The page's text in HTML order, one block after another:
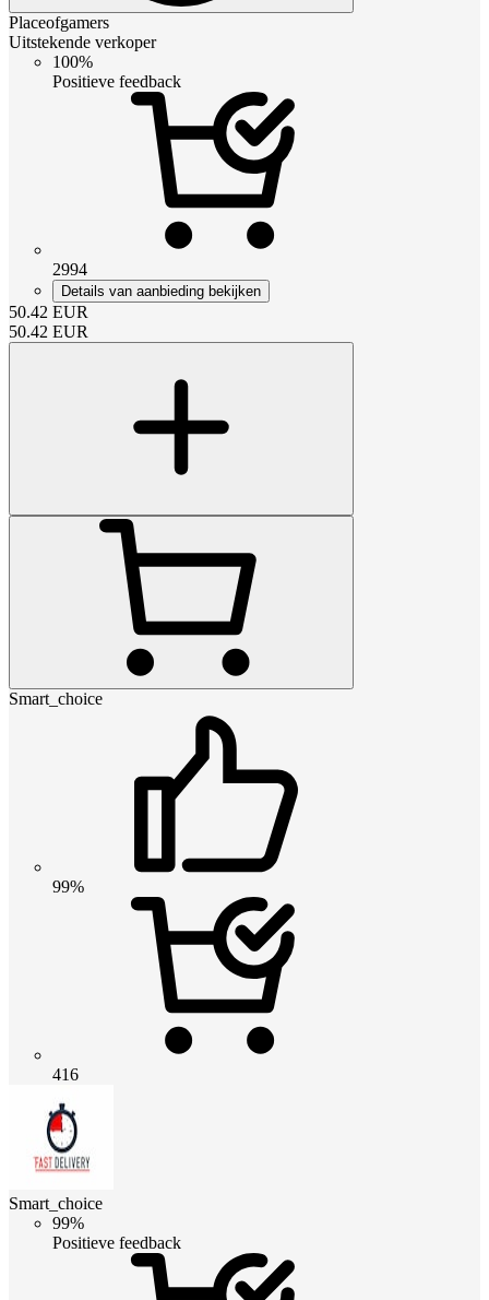
Placeofgamers
Uitstekende verkoper
100%
Positieve feedback
2994
Details van aanbieding bekijken
50.42 EUR
50.42 EUR
Smart_choice
99%
416
Smart_choice
99%
Positieve feedback